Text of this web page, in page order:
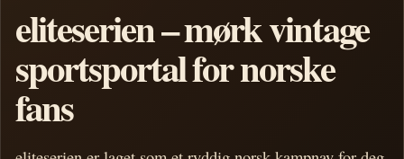
eliteserien – mørk vintage
sportsportal for norske
fans